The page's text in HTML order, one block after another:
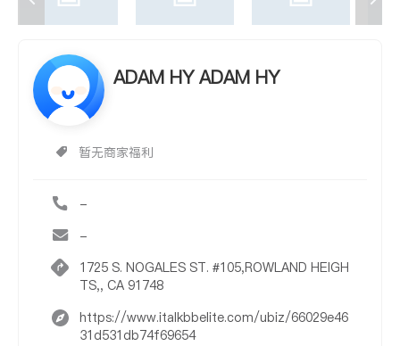
ADAM HY ADAM HY
暂无商家福利
-
-
1725 S. NOGALES ST. #105,ROWLAND HEIGH
TS,, CA 91748
https://www.italkbbelite.com/ubiz/66029e46
31d531db74f69654